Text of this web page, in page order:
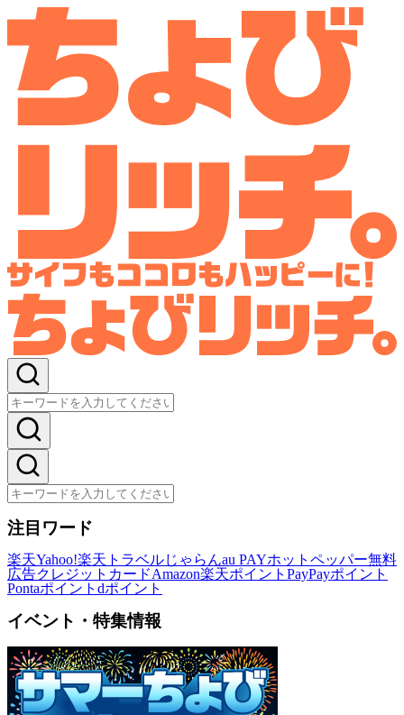
注目ワード
楽天Yahoo!楽天トラベルじゃらんau PAYホットペッパー無料
広告クレジットカードAmazon楽天ポイント PayPayポイント
Pontaポイント dポイント
イベント・特集情報